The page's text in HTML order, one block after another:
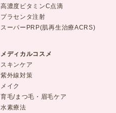
高濃度ビタミンC点滴
プラセンタ注射
スーパーPRP(肌再生治療ACRS)
メディカルコスメ
スキンケア
紫外線対策
メイク
育毛/まつ毛・眉毛ケア
水素療法